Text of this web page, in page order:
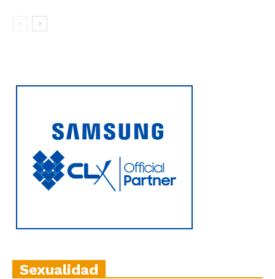
Sexualidad